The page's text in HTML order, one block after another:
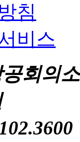
침
비스
회의소